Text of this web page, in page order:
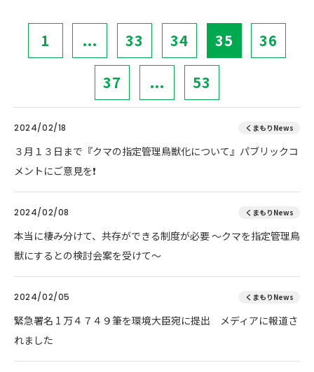
1 ... 33 34 35 36
37 ... 53
2024/02/18 くまもりNews
３月１３日まで『クマの指定管理鳥獣化について』パブリックコ
メントにご意見を❗
2024/02/08 くまもりNews
本当に棲み分けて、共存ができる制度が必要 ～クマを指定管理鳥
獣にするとの検討会案を受けて～
2024/02/05 くまもりNews
緊急署名 1 万４７４９筆を環境大臣宛に提出 メディアに報道さ
れました